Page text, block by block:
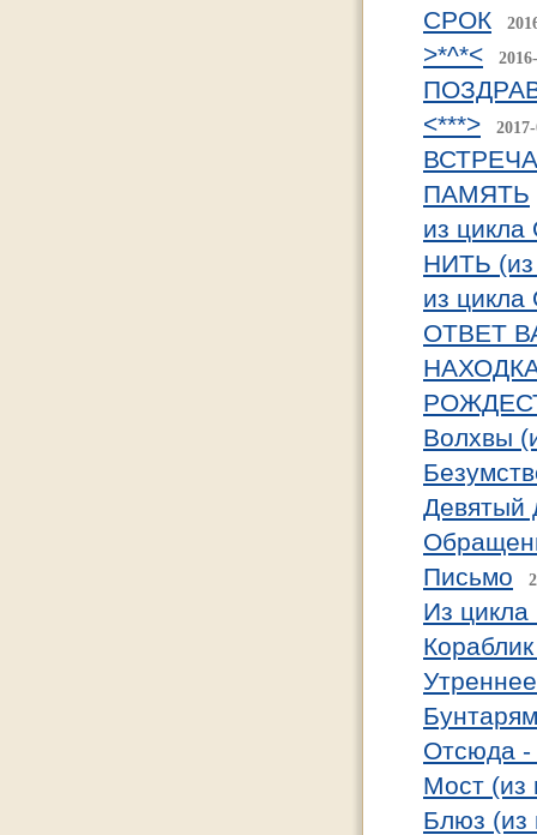
СРОК
>*^*<
<***>
ВСТРЕЧА
ПАМЯТЬ
из
НИТЬ
из
ОТВЕТ
Волхвы
Девятый
Письмо
Из цикла
Отсюда -
Мост (из
Блюз (из